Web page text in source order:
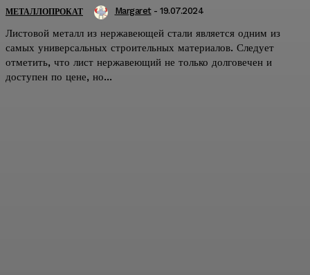
МЕТАЛЛОПРОКАТ Margaret - 19.07.2024
Листовой металл из нержавеющей стали является одним из
самых универсальных строительных материалов. Следует
отметить, что лист нержавеющий не только долговечен и
доступен по цене, но...